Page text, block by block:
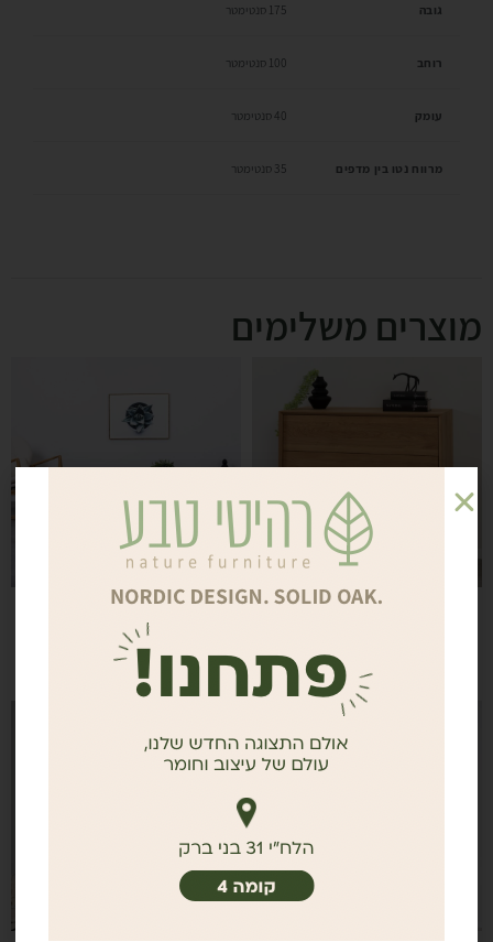
גובה 175 סנטימטר
רוחב 100 סנטימטר
עומק 40 סנטימטר
מרווח נטו בין מדפים 35 סנטימטר
מוצרים משלימים
מגירות מעץ אלון מלא
₪ 5,750
UPSULA | שולחן סלון
מלבני
₪3,100